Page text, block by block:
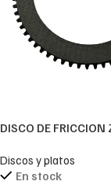
DISCO DE FRICCION
0501 210 138
Discos y platos
En stock